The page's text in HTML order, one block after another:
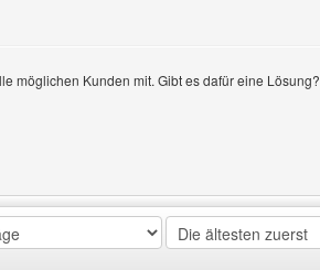
möglichen Kunden mit. Gibt es dafür eine Lösung?